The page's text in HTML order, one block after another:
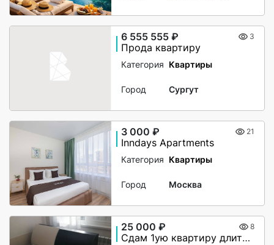
6 555 555 ₽ 3
Прода квартиру
Категория Квартиры
Город Сургут
3 000 ₽ 21
Inndays Apartments
Категория Квартиры
Город Москва
25 000 ₽ 8
Сдам 1ую квартиру длительно